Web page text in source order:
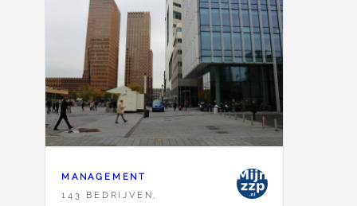
MANAGEMENT
143 BEDRIJVEN,